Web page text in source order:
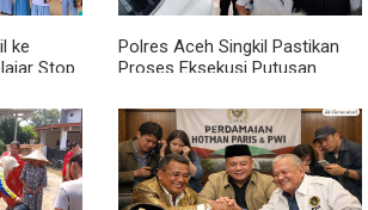
ke
Stop
Polres Aceh Singkil Pastikan
Proses Eksekusi Putusan